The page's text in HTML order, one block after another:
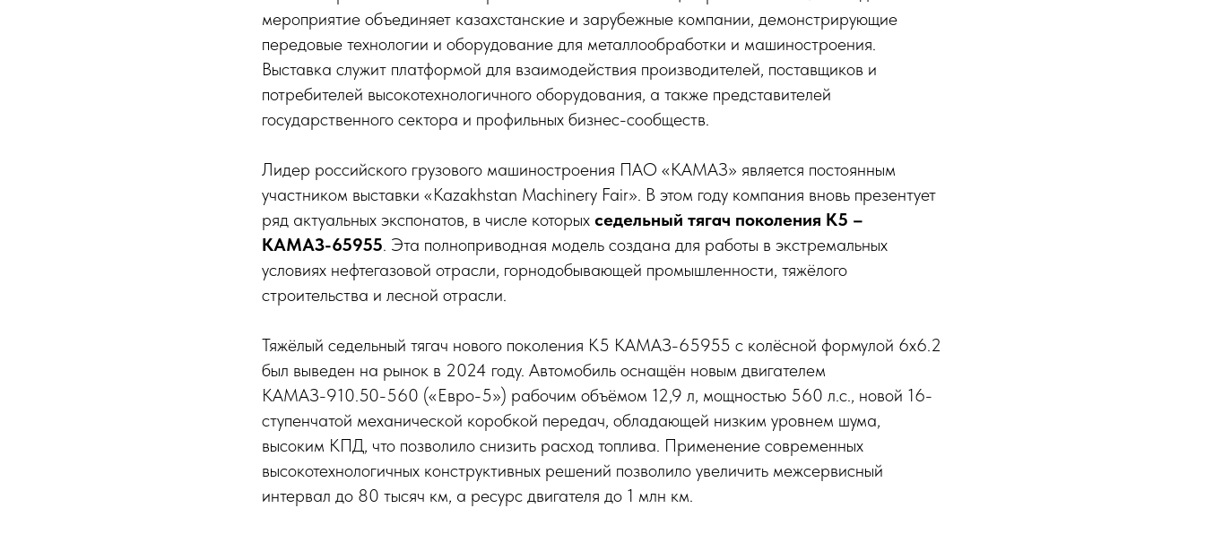
мероприятие объединяет казахстанские и зарубежные компании, демонстрирующие
передовые технологии и оборудование для металлообработки и машиностроения.
Выставка служит платформой для взаимодействия производителей, поставщиков и
потребителей высокотехнологичного оборудования, а также представителей
государственного сектора и профильных бизнес-сообществ.
Лидер российского грузового машиностроения ПАО «КАМАЗ» является постоянным
участником выставки «Kazakhstan Machinery Fair». В этом году компания вновь презентует
ряд актуальных экспонатов, в числе которых седельный тягач поколения К5 –
КАМАЗ-65955. Эта полноприводная модель создана для работы в экстремальных
условиях нефтегазовой отрасли, горнодобывающей промышленности, тяжёлого
строительства и лесной отрасли.
Тяжёлый седельный тягач нового поколения К5 КАМАЗ-65955 с колёсной формулой 6х6.2
был выведен на рынок в 2024 году. Автомобиль оснащён новым двигателем
KAMAЗ-910.50-560 («Евро-5») рабочим объёмом 12,9 л, мощностью 560 л.с., новой 16-
ступенчатой механической коробкой передач, обладающей низким уровнем шума,
высоким КПД, что позволило снизить расход топлива. Применение современных
высокотехнологичных конструктивных решений позволило увеличить межсервисный
интервал до 80 тысяч км, а ресурс двигателя до 1 млн км.